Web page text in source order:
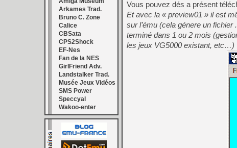
Arkames Trad.
Bruno C. Zone
Calice
CBSata
CPS2Shock
EF-Nes
Fan de la NES
GirlFriend Adv.
Landstalker Trad.
Musée Jeux Vidéos
SMS Power
Speccyal
Wakoo-enter
Vous pouvez dés a présent
Et avec la « preview01 » il est
sur l’ému (cela génere un
terminé dans 1 ou 2 mois
les jeux VG5000 existant, etc…)